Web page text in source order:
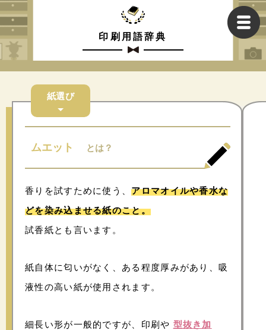
印刷用語辞典
紙選び
ムエット とは？
香りを試すために使う、アロマオイルや香水な
どを染み込ませる紙のこと。
試香紙とも言います。
紙自体に匂いがなく、ある程度厚みがあり、吸
液性の高い紙が使用されます。
細長い形が一般的ですが、印刷や 型抜き加